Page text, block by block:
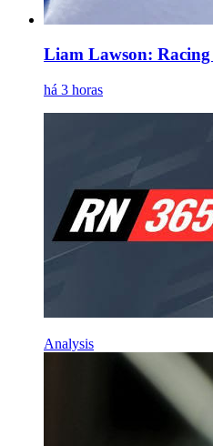
Liam Lawson:
há 3 horas
Analysis